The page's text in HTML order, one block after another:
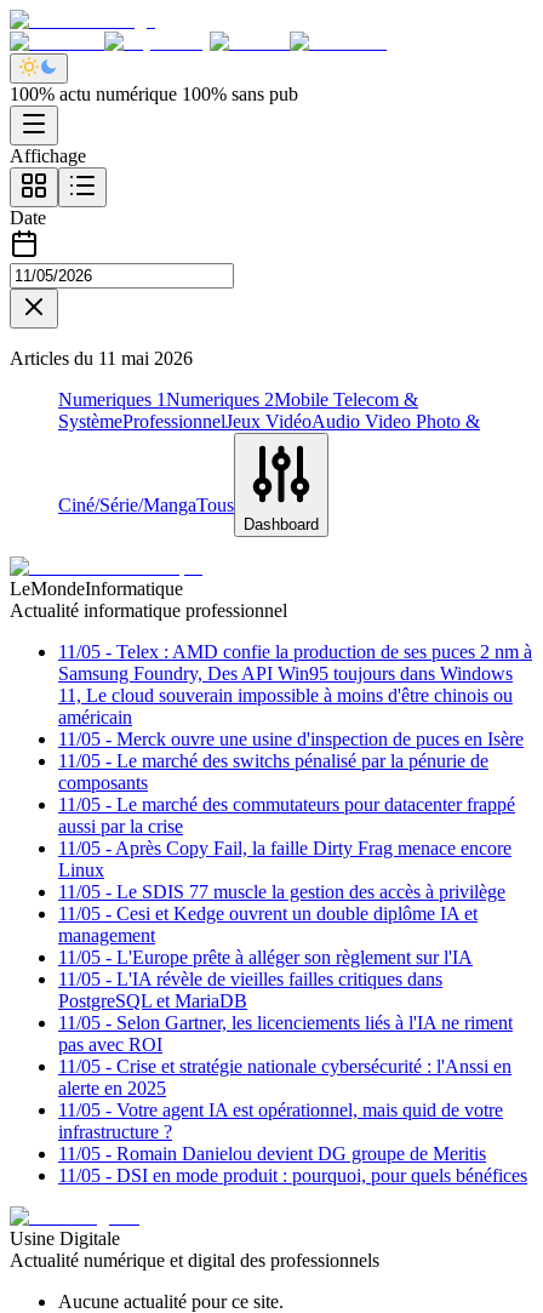
100% actu numérique 100% sans pub
Affichage
Date
Articles du 11 mai 2026
Numeriques 1Numeriques 2Mobile Telecom &
SystèmeProfessionnelJeux VidéoAudio Video Photo &
Ciné/Série/MangaTous
Dashboard
LeMondeInformatique
Actualité informatique professionnel
11/05 - Telex : AMD confie la production de ses puces 2 nm à
Samsung Foundry, Des API Win95 toujours dans Windows
11, Le cloud souverain impossible à moins d'être chinois ou
américain
11/05 - Merck ouvre une usine d'inspection de puces en Isère
11/05 - Le marché des switchs pénalisé par la pénurie de
composants
11/05 - Le marché des commutateurs pour datacenter frappé
aussi par la crise
11/05 - Après Copy Fail, la faille Dirty Frag menace encore
Linux
11/05 - Le SDIS 77 muscle la gestion des accès à privilège
11/05 - Cesi et Kedge ouvrent un double diplôme IA et
management
11/05 - L'Europe prête à alléger son règlement sur l'IA
11/05 - L'IA révèle de vieilles failles critiques dans
PostgreSQL et MariaDB
11/05 - Selon Gartner, les licenciements liés à l'IA ne riment
pas avec ROI
11/05 - Crise et stratégie nationale cybersécurité : l'Anssi en
alerte en 2025
11/05 - Votre agent IA est opérationnel, mais quid de votre
infrastructure ?
11/05 - Romain Danielou devient DG groupe de Meritis
11/05 - DSI en mode produit : pourquoi, pour quels bénéfices
Usine Digitale
Actualité numérique et digital des professionnels
Aucune actualité pour ce site.